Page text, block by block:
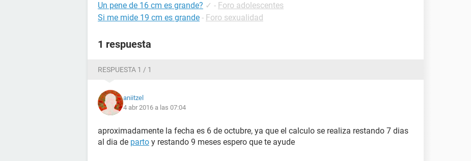
Un pene de 16 cm es grande? ✓ - Foro adolescentes
Si me mide 19 cm es grande - Foro sexualidad
1 respuesta
RESPUESTA 1 / 1
aniitzel
4 abr 2016 a las 07:04
aproximadamente la fecha es 6 de octubre, ya que el calculo se realiza restando 7 dias
al dia de parto y restando 9 meses espero que te ayude